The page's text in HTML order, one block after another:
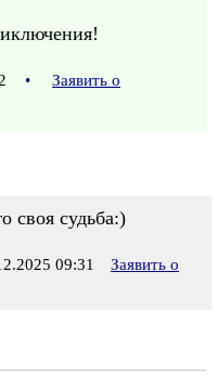
•
Заявить о
своя судьба:)
09:31
Заявить о